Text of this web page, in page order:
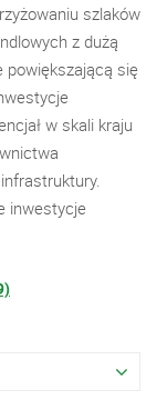
szlaków
z dużą
powiększającą się
w skali kraju
inwestycje